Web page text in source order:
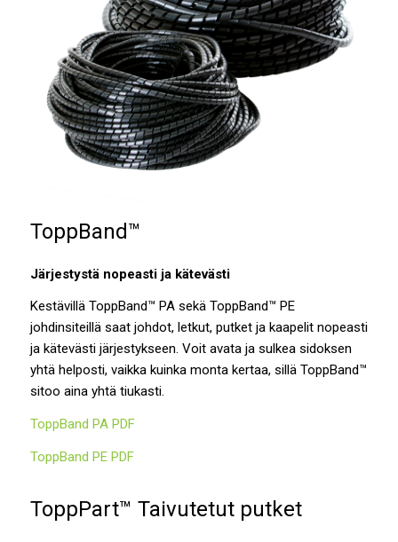
ToppBand™
Järjestystä nopeasti ja kätevästi
Kestävillä ToppBand™ PA sekä ToppBand™ PE
johdinsiteillä saat johdot, letkut, putket ja kaapelit nopeasti
ja kätevästi järjestykseen. Voit avata ja sulkea sidoksen
yhtä helposti, vaikka kuinka monta kertaa, sillä ToppBand™
sitoo aina yhtä tiukasti.
ToppBand PA PDF
ToppBand PE PDF
ToppPart™ Taivutetut putket